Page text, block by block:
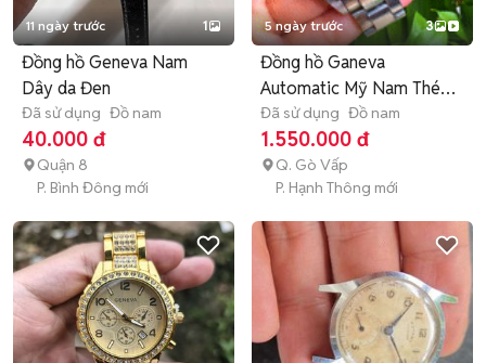
11 ngày trước 1
Đồng hồ Geneva Nam
Dây da Đen
Đã sử dụng Đồ nam
40.000 đ
Quận 8
P. Bình Đông mới
5 ngày trước 3
Đồng hồ Ganeva
Automatic Mỹ Nam Thép
mặt huyết
Đã sử dụng Đồ nam
1.550.000 đ
Q. Gò Vấp
P. Hạnh Thông mới